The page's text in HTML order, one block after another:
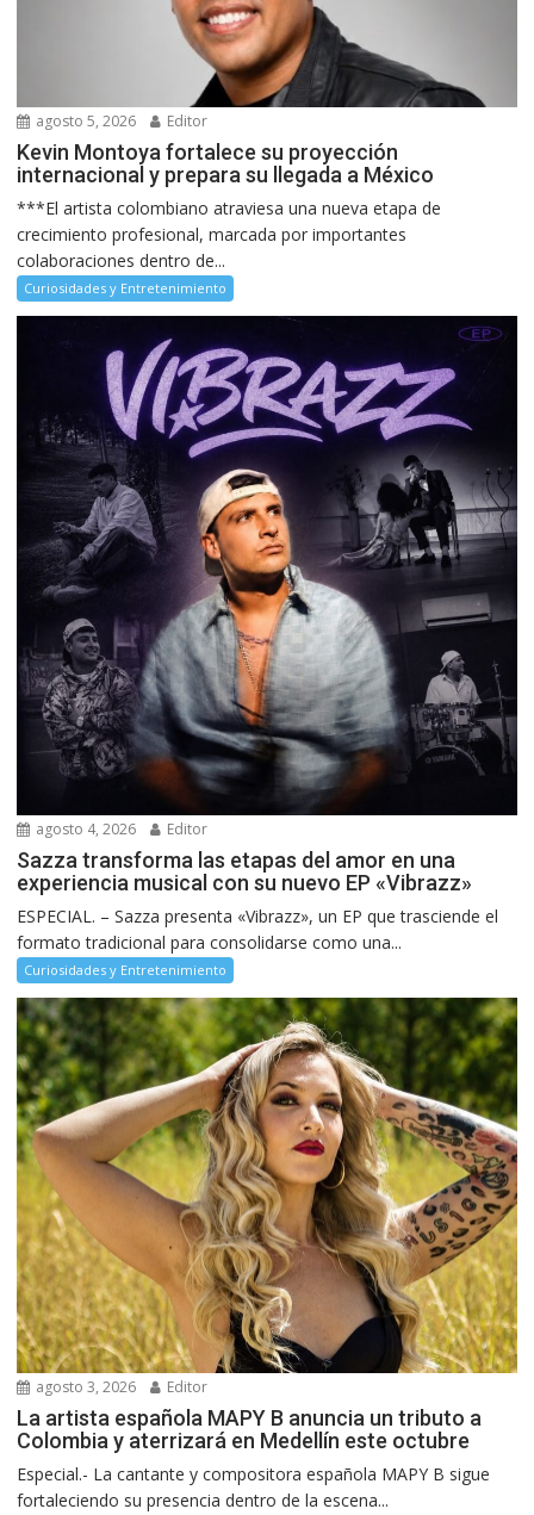
agosto 5, 2026 Editor
Kevin Montoya fortalece su proyección
internacional y prepara su llegada a México
***El artista colombiano atraviesa una nueva etapa de
crecimiento profesional, marcada por importantes
colaboraciones dentro de...
Curiosidades y Entretenimiento
agosto 4, 2026 Editor
Sazza transforma las etapas del amor en una
experiencia musical con su nuevo EP «Vibrazz»
ESPECIAL. – Sazza presenta «Vibrazz», un EP que trasciende el
formato tradicional para consolidarse como una...
Curiosidades y Entretenimiento
agosto 3, 2026 Editor
La artista española MAPY B anuncia un tributo a
Colombia y aterrizará en Medellín este octubre
Especial.- La cantante y compositora española MAPY B sigue
fortaleciendo su presencia dentro de la escena...